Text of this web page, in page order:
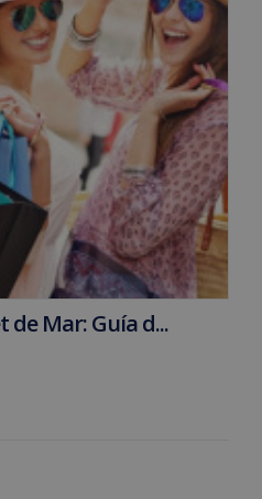
de Mar: Guía d...